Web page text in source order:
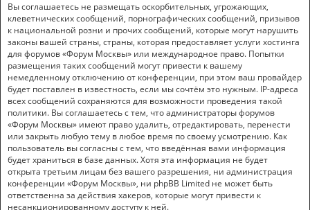
Вы соглашаетесь не размещать оскорбительных, угрожающих,
клеветнических сообщений, порнографических сообщений, призывов
к национальной розни и прочих сообщений, которые могут нарушить
законы вашей страны, страны, которая предоставляет услуги хостинга
для форумов «Форум Москвы» или международное право. Попытки
размещения таких сообщений могут привести к вашему
немедленному отключению от конференции, при этом ваш провайдер
будет поставлен в известность, если мы сочтём это нужным. IP-адреса
всех сообщений сохраняются для возможности проведения такой
политики. Вы соглашаетесь с тем, что администраторы форумов
«Форум Москвы» имеют право удалить, отредактировать, перенести
или закрыть любую тему в любое время по своему усмотрению. Как
пользователь вы согласны с тем, что введённая вами информация
будет храниться в базе данных. Хотя эта информация не будет
открыта третьим лицам без вашего разрешения, ни администрация
конференции «Форум Москвы», ни phpBB Limited не может быть
ответственна за действия хакеров, которые могут привести к
несанкционированному доступу к ней.